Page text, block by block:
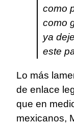
como
como
ya
este
Lo más
de enlace
que en
mexicanos,